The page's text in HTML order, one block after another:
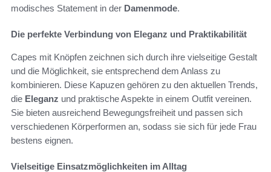
modisches Statement in der Damenmode.
Die perfekte Verbindung von Eleganz und Praktikabilität
Capes mit Knöpfen zeichnen sich durch ihre vielseitige Gestalt
und die Möglichkeit, sie entsprechend dem Anlass zu
kombinieren. Diese Kapuzen gehören zu den aktuellen Trends,
die Eleganz und praktische Aspekte in einem Outfit vereinen.
Sie bieten ausreichend Bewegungsfreiheit und passen sich
verschiedenen Körperformen an, sodass sie sich für jede Frau
bestens eignen.
Vielseitige Einsatzmöglichkeiten im Alltag